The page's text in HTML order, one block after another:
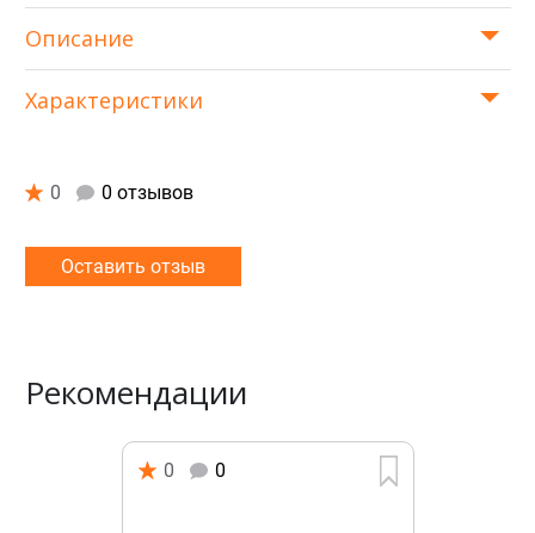
Описание
Характеристики
0 0 отзывов
Оставить отзыв
Рекомендации
0 0